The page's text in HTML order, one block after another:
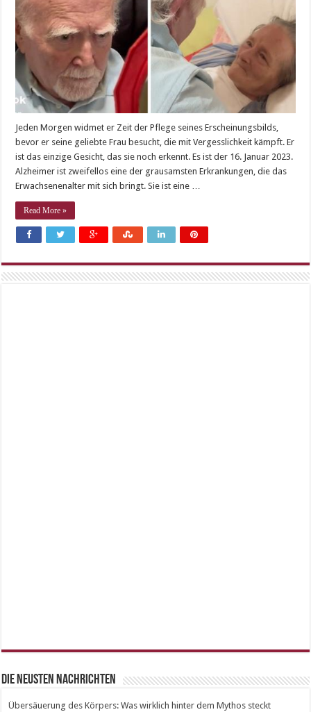
Jeden Morgen widmet er Zeit der Pflege seines Erscheinungsbilds,
bevor er seine geliebte Frau besucht, die mit Vergesslichkeit kämpft. Er
ist das einzige Gesicht, das sie noch erkennt. Es ist der 16. Januar 2023.
Alzheimer ist zweifellos eine der grausamsten Erkrankungen, die das
Erwachsenenalter mit sich bringt. Sie ist eine …
Read More »
Die neusten Nachrichten
Übersäuerung des Körpers: Was wirklich hinter dem Mythos steckt